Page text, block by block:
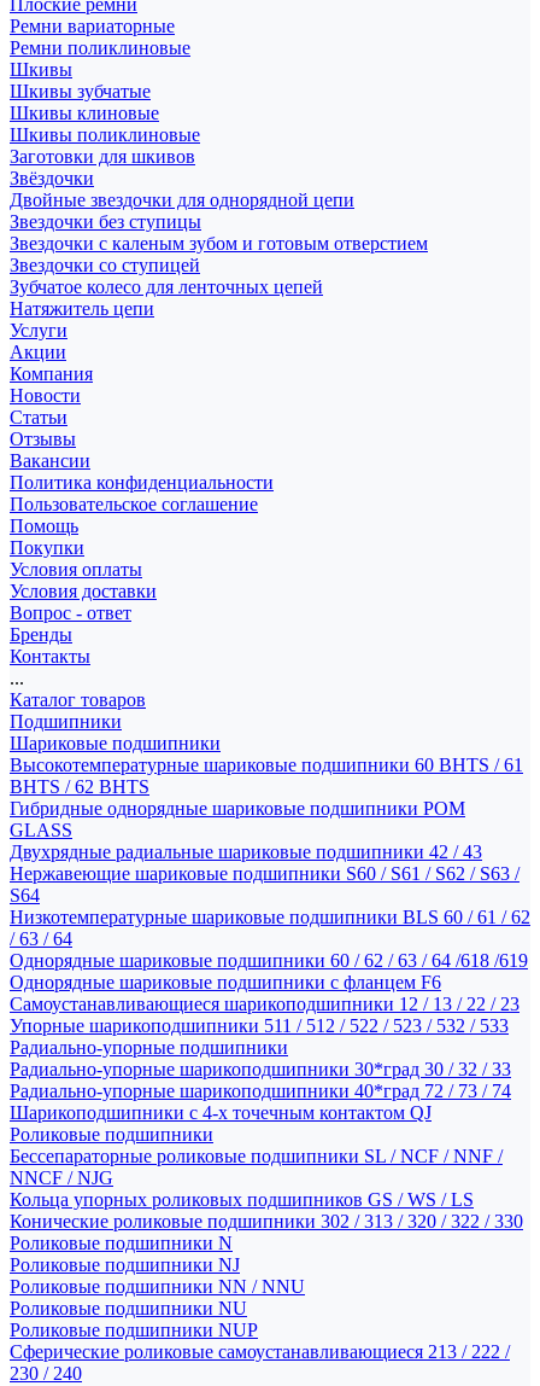
Плоские ремни
Ремни вариаторные
Ремни поликлиновые
Шкивы
Шкивы зубчатые
Шкивы клиновые
Шкивы поликлиновые
Заготовки для шкивов
Звёздочки
Двойные звездочки для однорядной цепи
Звездочки без ступицы
Звездочки с каленым зубом и готовым отверстием
Звездочки со ступицей
Зубчатое колесо для ленточных цепей
Натяжитель цепи
Услуги
Акции
Компания
Новости
Статьи
Отзывы
Вакансии
Политика конфиденциальности
Пользовательское соглашение
Помощь
Покупки
Условия оплаты
Условия доставки
Вопрос - ответ
Бренды
Контакты
...
Каталог товаров
Подшипники
Шариковые подшипники
Высокотемпературные шариковые подшипники 60 BHTS / 61
BHTS / 62 BHTS
Гибридные однорядные шариковые подшипники POM
GLASS
Двухрядные радиальные шариковые подшипники 42 / 43
Нержавеющие шариковые подшипники S60 / S61 / S62 / S63 /
S64
Низкотемпературные шариковые подшипники BLS 60 / 61 / 62
/ 63 / 64
Однорядные шариковые подшипники 60 / 62 / 63 / 64 /618 /619
Однорядные шариковые подшипники с фланцем F6
Самоустанавливающиеся шарикоподшипники 12 / 13 / 22 / 23
Упорные шарикоподшипники 511 / 512 / 522 / 523 / 532 / 533
Радиально-упорные подшипники
Радиально-упорные шарикоподшипники 30*град 30 / 32 / 33
Радиально-упорные шарикоподшипники 40*град 72 / 73 / 74
Шарикоподшипники с 4-х точечным контактом QJ
Роликовые подшипники
Бессепараторные роликовые подшипники SL / NCF / NNF /
NNCF / NJG
Кольца упорных роликовых подшипников GS / WS / LS
Конические роликовые подшипники 302 / 313 / 320 / 322 / 330
Роликовые подшипники N
Роликовые подшипники NJ
Роликовые подшипники NN / NNU
Роликовые подшипники NU
Роликовые подшипники NUP
Сферические роликовые самоустанавливающиеся 213 / 222 /
230 / 240